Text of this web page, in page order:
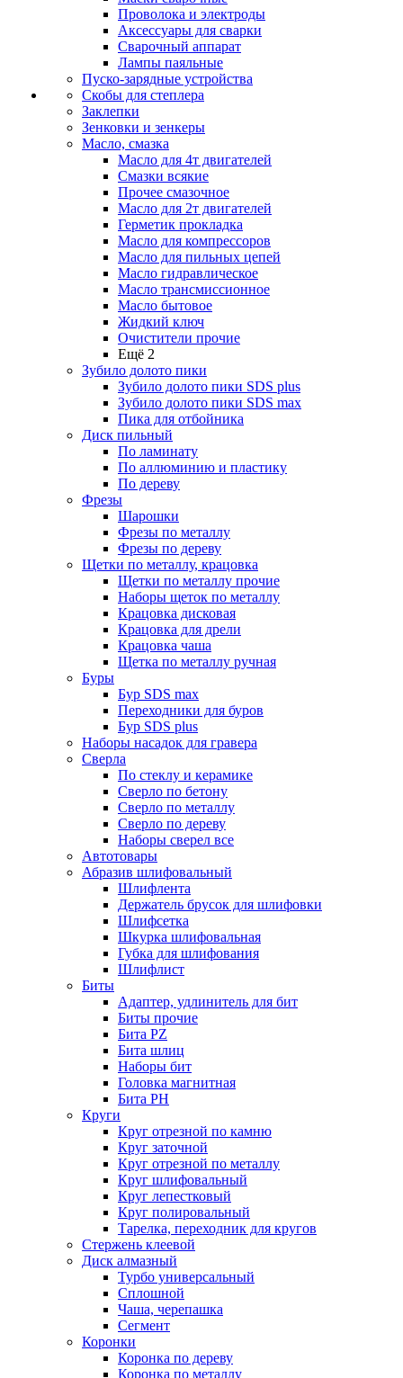
Проволока и электроды
Аксессуары для сварки
Сварочный аппарат
Лампы паяльные
Пуско-зарядные устройства
Скобы для степлера
Заклепки
Зенковки и зенкеры
Масло, смазка
Масло для 4т двигателей
Смазки всякие
Прочее смазочное
Масло для 2т двигателей
Герметик прокладка
Масло для компрессоров
Масло для пильных цепей
Масло гидравлическое
Масло трансмиссионное
Масло бытовое
Жидкий ключ
Очистители прочие
Ещё 2
Зубило долото пики
Зубило долото пики SDS plus
Зубило долото пики SDS max
Пика для отбойника
Диск пильный
По ламинату
По аллюминию и пластику
По дереву
Фрезы
Шарошки
Фрезы по металлу
Фрезы по дереву
Щетки по металлу, крацовка
Щетки по металлу прочие
Наборы щеток по металлу
Крацовка дисковая
Крацовка для дрели
Крацовка чаша
Щетка по металлу ручная
Буры
Бур SDS max
Переходники для буров
Бур SDS plus
Наборы насадок для гравера
Сверла
По стеклу и керамике
Сверло по бетону
Сверло по металлу
Сверло по дереву
Наборы сверел все
Автотовары
Абразив шлифовальный
Шлифлента
Держатель брусок для шлифовки
Шлифсетка
Шкурка шлифовальная
Губка для шлифования
Шлифлист
Биты
Адаптер, удлинитель для бит
Биты прочие
Бита PZ
Бита шлиц
Наборы бит
Головка магнитная
Бита PH
Круги
Круг отрезной по камню
Круг заточной
Круг отрезной по металлу
Круг шлифовальный
Круг лепестковый
Круг полировальный
Тарелка, переходник для кругов
Стержень клеевой
Диск алмазный
Турбо универсальный
Сплошной
Чаша, черепашка
Сегмент
Коронки
Коронка по дереву
Коронка по металлу